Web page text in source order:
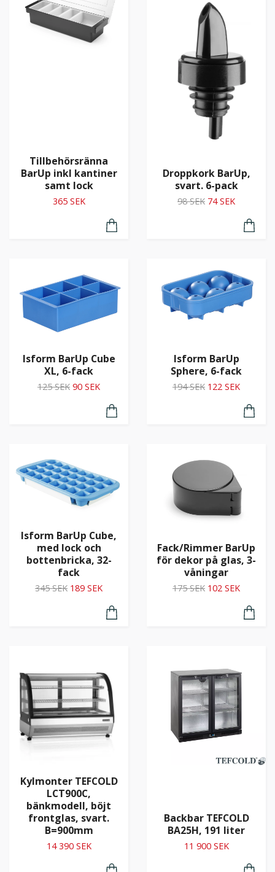
Tillbehörsränna
BarUp inkl kantiner
samt lock
365 SEK
Droppkork BarUp,
svart. 6-pack
98 SEK 74 SEK
Isform BarUp Cube
XL, 6-fack
125 SEK 90 SEK
Isform BarUp
Sphere, 6-fack
194 SEK 122 SEK
Isform BarUp Cube,
med lock och
bottenbricka, 32-
fack
345 SEK 189 SEK
Fack/Rimmer BarUp
för dekor på glas, 3-
våningar
175 SEK 102 SEK
Kylmonter TEFCOLD
LCT900C,
bänkmodell, böjt
frontglas, svart.
B=900mm
14 390 SEK
Backbar TEFCOLD
BA25H, 191 liter
11 900 SEK